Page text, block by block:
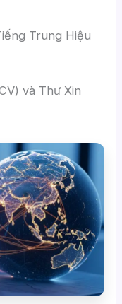
Trung Hiệu
và Thư Xin